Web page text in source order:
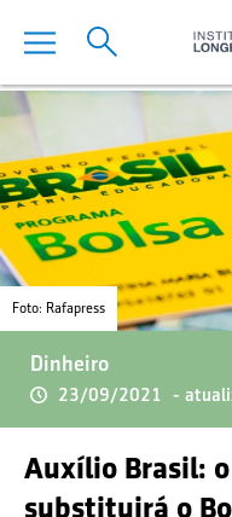
Foto: Rafapress
Dinheiro
23/09/2021 -
Auxílio Brasil:
substituirá o